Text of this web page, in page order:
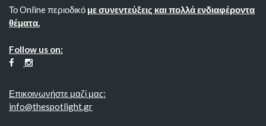
Το Online περιοδικό με συνεντεύξεις και πολλά ενδιαφέροντα
θέματα.
Follow us on:
Επικοινωνήστε μαζί μας:
info@thespotlight.gr